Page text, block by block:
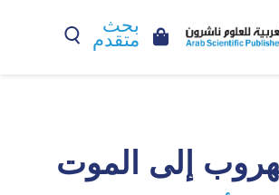
بحث
متقدم
إلى الموت